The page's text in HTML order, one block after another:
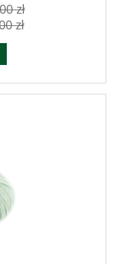
zł
zł